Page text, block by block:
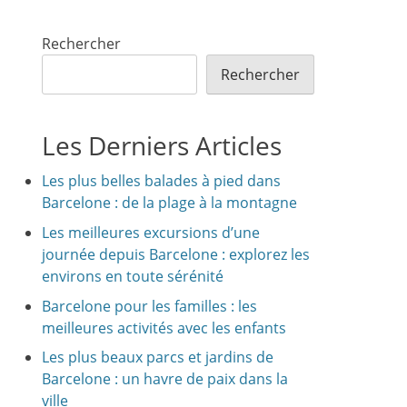
Rechercher
Rechercher
Les Derniers Articles
Les plus belles balades à pied dans
Barcelone : de la plage à la montagne
Les meilleures excursions d’une
journée depuis Barcelone : explorez les
environs en toute sérénité
Barcelone pour les familles : les
meilleures activités avec les enfants
Les plus beaux parcs et jardins de
Barcelone : un havre de paix dans la
ville